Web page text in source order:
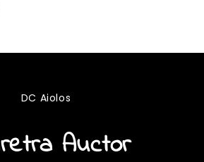
DC Aiolos
Auctor